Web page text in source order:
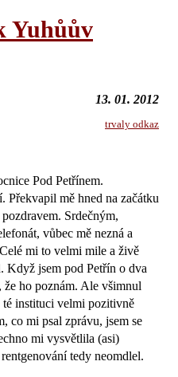
Yuhůův
13. 01. 2012
trvaly odkaz
Pod Petřínem.
Překvapil mě hned na začátku
Srdečným,
vůbec mě nezná a
mi to velmi mile a živě
Když jsem pod Petřín o dva
ho poznám. Ale všimnul
té instituci velmi pozitivně
co mi psal zprávu, jsem se
mi vysvětlila (asi)
tedy neomdlel.